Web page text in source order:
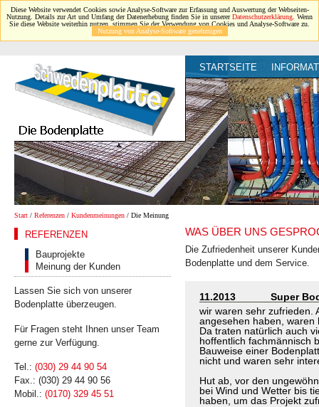
Diese Website verwendet Cookies sowie Analyse-Software zur Erfassung und Auswertung der Webseiten-
Nutzung. Details zur Art und Umfang der Datenerhebung finden Sie in unsererDatenschutzerklärung . Wenn
Sie diese Website weiterhin nutzen, stimmen Sie der Verwendung von Cookies und Analyse-Software zu.
Nutzung von Analyse-Software genehmigen
STARTSEITE
Start / Referenzen / Kundenmeinungen / Die Meinung
REFERENZEN
Bauprojekte
Meinung der Kunden
Lassen Sie sich von unserer
Bodenplatte überzeugen.
Für Fragen steht Ihnen unser Team
gerne zur Verfügung.
Tel.: (030) 29 44 90 54
Fax.: (030) 29 44 90 56
Mobil.: (0170) 329 45 51
WAS ÜBER UNS
Die Zufriedenheit unserer
Bodenplatte und dem Service.
11.2013
Super
wir waren sehr zufrieden.
angesehen haben, waren
Da traten natürlich auch
hoffentlich fachmännisch
Bauweise einer
nicht und waren sehr
Hut ab, vor den
bei Wind und Wetter bis
haben, um das Projekt